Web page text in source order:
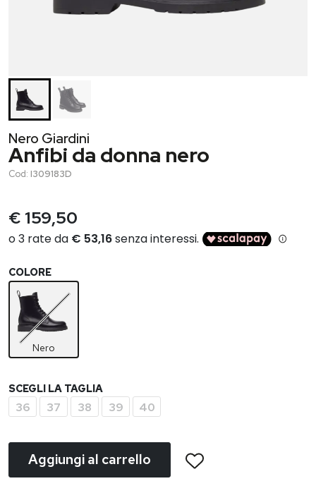
Nero Giardini
Anfibi da donna nero
Cod: I309183D
€ 159,50
COLORE
Nero
SCEGLI LA TAGLIA
36 37 38 39 40
Aggiungi al carrello